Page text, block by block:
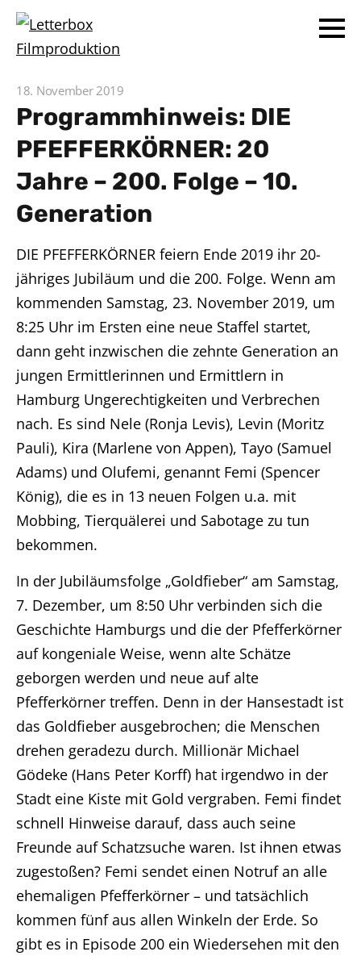
18. November 2019
Programmhinweis: DIE
PFEFFERKÖRNER: 20
Jahre – 200. Folge – 10.
Generation
DIE PFEFFERKÖRNER feiern Ende 2019 ihr 20-
jähriges Jubiläum und die 200. Folge. Wenn am
kommenden Samstag, 23. November 2019, um
8:25 Uhr im Ersten eine neue Staffel startet,
dann geht inzwischen die zehnte Generation an
jungen Ermittlerinnen und Ermittlern in
Hamburg Ungerechtigkeiten und Verbrechen
nach. Es sind Nele (Ronja Levis), Levin (Moritz
Pauli), Kira (Marlene von Appen), Tayo (Samuel
Adams) und Olufemi, genannt Femi (Spencer
König), die es in 13 neuen Folgen u.a. mit
Mobbing, Tierquälerei und Sabotage zu tun
bekommen.
In der Jubiläumsfolge „Goldfieber“ am Samstag,
7. Dezember, um 8:50 Uhr verbinden sich die
Geschichte Hamburgs und die der Pfefferkörner
auf kongeniale Weise, wenn alte Schätze
geborgen werden und neue auf alte
Pfefferkörner treffen. Denn in der Hansestadt ist
das Goldfieber ausgebrochen; die Menschen
drehen geradezu durch. Millionär Michael
Gödeke (Hans Peter Korff) hat irgendwo in der
Stadt eine Kiste mit Gold vergraben. Femi findet
schnell Hinweise darauf, dass auch seine
Freunde auf Schatzsuche waren. Ist ihnen etwas
zugestoßen? Femi sendet einen Notruf an alle
ehemaligen Pfefferkörner – und tatsächlich
kommen fünf aus allen Winkeln der Erde. So
gibt es in Episode 200 ein Wiedersehen mit den